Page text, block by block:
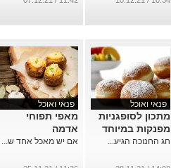
פנאי ואוכל
מתכון לסופגניות
מפנקות במיוחד
חג החנוכה הגיע...
פנאי ואוכל
מאפי תפוחי
אדמה
אם יש מאכל אחד ש...